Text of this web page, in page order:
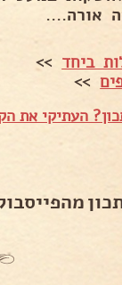
אורה....
ביחד >>
>>
העתיקי את